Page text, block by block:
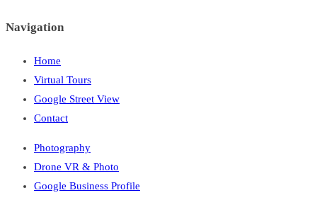
Navigation
Home
Virtual Tours
Google Street View
Contact
Photography
Drone VR & Photo
Google Business Profile